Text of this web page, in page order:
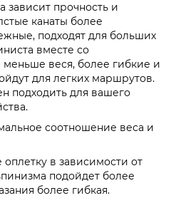
зависит прочность и
канаты более
подходят для больших
вместе со
веся, более гибкие и
для легких маршрутов.
подходить для вашего
соотношение веса и
в зависимости от
подойдет более
более гибкая.